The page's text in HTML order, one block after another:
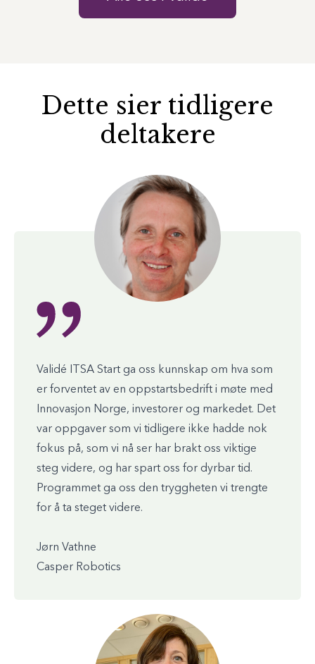
Dette sier tidligere
deltakere
Validé ITSA Start ga oss kunnskap om hva som
er forventet av en oppstartsbedrift i møte med
Innovasjon Norge, investorer og markedet. Det
var oppgaver som vi tidligere ikke hadde nok
fokus på, som vi nå ser har brakt oss viktige
steg videre, og har spart oss for dyrbar tid.
Programmet ga oss den tryggheten vi trengte
for å ta steget videre.
Jørn Vathne
Casper Robotics